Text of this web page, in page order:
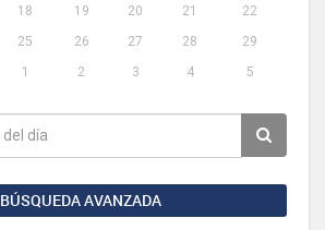
18 19 20 21
22
25 26 27 28
29
1 2 3 4 5
BÚSQUEDA AVANZADA